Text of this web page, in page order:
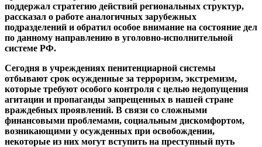
поддержал стратегию действий региональных структур,
рассказал о работе аналогичных зарубежных
подразделений и обратил особое внимание на состояние дел
по данному направлению в уголовно-исполнительной
системе РФ.
Сегодня в учреждениях пенитенциарной системы
отбывают срок осужденные за терроризм, экстремизм,
которые требуют особого контроля с целью недопущения
агитации и пропаганды запрещенных в нашей стране
враждебных проявлений. В связи со сложными
финансовыми проблемами, социальным дискомфортом,
возникающими у осужденных при освобождении,
некоторые из них могут вступить на преступный путь